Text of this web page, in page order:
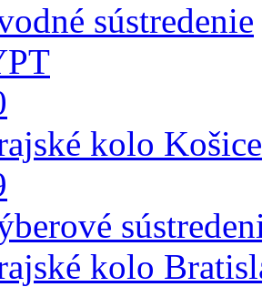
sústredenie
kolo Košice
kolo